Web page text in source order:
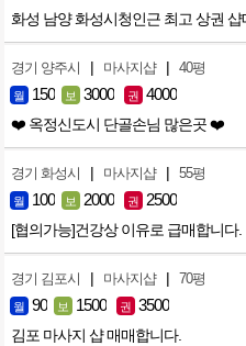
화성 남양 화성시청인근 최고 상권 샵
경기 양주시 | 마사지샵 | 40평
월 150 보 3000 권 4000
❤️ 옥정신도시 단골손님 많은곳 ❤️
경기 화성시 | 마사지샵 | 55평
월 100 보 2000 권 2500
[협의가능]건강상 이유로 급매합니다.
경기 김포시 | 마사지샵 | 70평
월 90 보 1500 권 3500
김포 마사지 샵 매매합니다.